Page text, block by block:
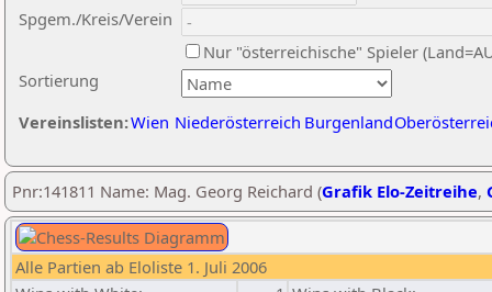
Sortierung
Spgem./Kreis/Verein
Nur "österreichische" Spieler
Vereinslisten:Wien Niederösterreich Burgenland
Pnr:141811 Name: Mag. Georg Reichard (Grafik Elo-Zeitreihe,
Alle Partien ab Eloliste 1. Juli 2006